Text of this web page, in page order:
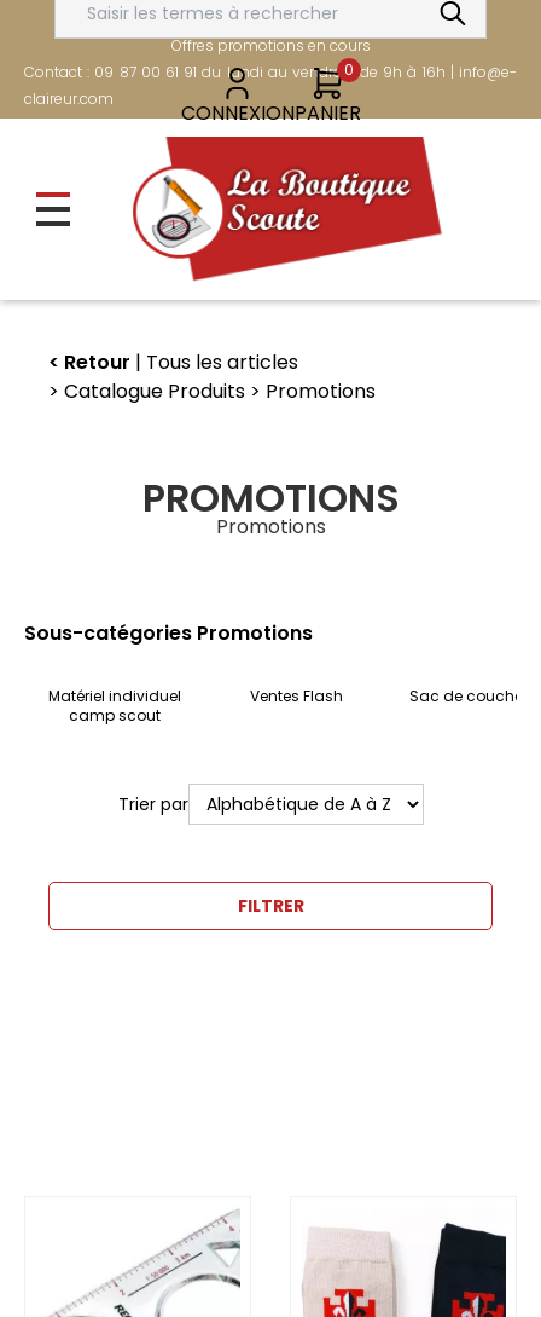
contenu
principal
FRAIS DE PORT OFFERTS DÈS 80€
Offres promotions en cours
Contact : 09 87 00 61 91 du lundi au vendredi de 9h à 16h | info@e-
claireur.com
CONNEXION
0
PANIER
Retour
Tous les articles
Catalogue Produits
Promotions
PROMOTIONS
Promotions
Sous-catégories Promotions
Matériel individuel
camp scout
Ventes Flash Sac de
Trier par
FILTRER